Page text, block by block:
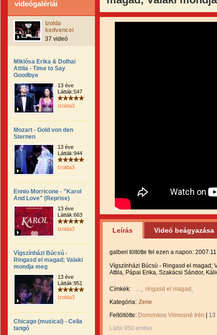
videógalériái
Izolda
kedvencei
37 videó
Miklósa Erika & Dolhai
Attila - Time to Say
Goodbye
13 éve
Látták:547
Izolda3
Mozart - Gold von den
Sternen
13 éve
Látták:944
Izolda3
Ennio Morricone - "Karol
And Love" (Reprise)
13 éve
Látták:663
Izolda3
Vígszínházi Búcsú -
Ringasd el magad; Valaki
mondja meg
13 éve
Látták:951
Izolda3
Chicago (musical) - Cella
tangó
Leírás Videó beágyazása
galberi töltötte fel ezen a napon:
Vígszínházi Búcsú - Ringasd el magad;
Attila, Pápai Erika, Szakácsi Sándor,
Címkék: .... ringasd el magad
Kategória: Zene
Feltöltötte: Domonkos Vilmosné Irén
13
Látta 950 ember.